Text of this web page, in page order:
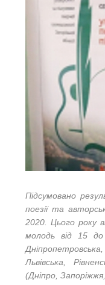
Підсумовано
поезії та
2020. Цього року
молодь від 15 до
Львівська,
(Дніпро, Запоріжжя,